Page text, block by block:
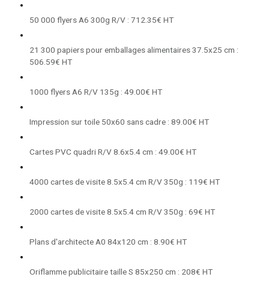
50 000 flyers A6 300g R/V : 712.35€ HT
21 300 papiers pour emballages alimentaires 37.5x25 cm :
506.59€ HT
1000 flyers A6 R/V 135g : 49.00€ HT
Impression sur toile 50x60 sans cadre : 89.00€ HT
Cartes PVC quadri R/V 8.6x5.4 cm : 49.00€ HT
4000 cartes de visite 8.5x5.4 cm R/V 350g : 119€ HT
2000 cartes de visite 8.5x5.4 cm R/V 350g : 69€ HT
Plans d'architecte A0 84x120 cm : 8.90€ HT
Oriflamme publicitaire taille S 85x250 cm : 208€ HT